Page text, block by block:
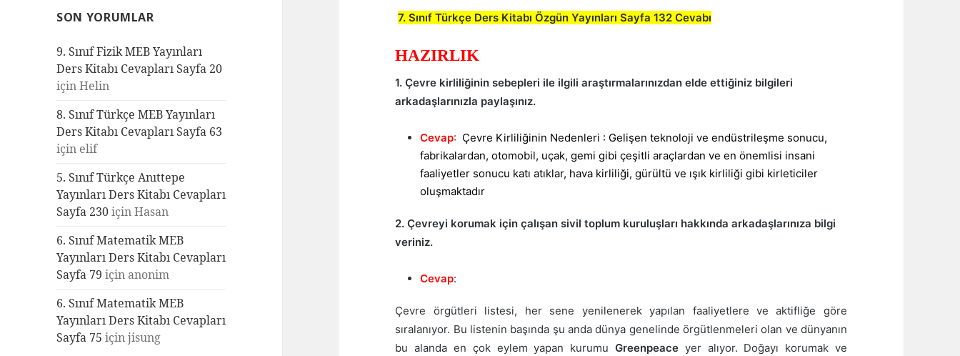
SON YORUMLAR
9. Sınıf Fizik MEB Yayınları
Ders Kitabı Cevapları Sayfa 20
içinHelin
8. Sınıf Türkçe MEB Yayınları
Ders Kitabı Cevapları Sayfa 63
için elif
5. Sınıf Türkçe Anıttepe
Yayınları Ders Kitabı Cevapları
Sayfa 230içinHasan
6. Sınıf Matematik MEB
Yayınları Ders Kitabı Cevapları
Sayfa 79 için anonim
6. Sınıf Matematik MEB
Yayınları Ders Kitabı Cevapları
Sayfa 75 içinjisung
7. Sınıf Türkçe Ders Kitabı Özgün Yayınları Sayfa 132 Cevabı
HAZIRLIK
1. Çevre kirliliğinin sebepleri ile ilgili araştırmalarınızdan elde ettiğiniz bilgileri
arkadaşlarınızla paylaşınız.
Cevap: Çevre Kirliliğinin Nedenleri : Gelişen teknoloji ve endüstrileşme sonucu,
fabrikalardan, otomobil, uçak, gemi gibi çeşitli araçlardan ve en önemlisi insani
faaliyetler sonucu katı atıklar, hava kirliliği, gürültü ve ışık kirliliği gibi kirleticiler
oluşmaktadır
2. Çevreyi korumak için çalışan sivil toplum kuruluşları hakkında arkadaşlarınıza bilgi
veriniz.
Cevap:
Çevre örgütleri listesi, her sene yenilenerek yapılan faaliyetlere ve aktifliğe göre
sıralanıyor. Bu listenin başında şu anda dünya genelinde örgütlenmeleri olan ve dünyanın
bu alanda en çok eylem yapan kurumu Greenpeaceyer alıyor. Doğayı korumak ve